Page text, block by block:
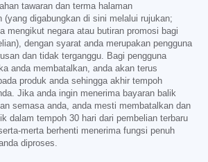
tawaran dan terma halaman
(yang digabungkan di sini melalui rujukan;
mengikut negara atau butiran promosi bagi
dengan syarat anda merupakan pengguna
dan tidak terganggu. Bagi pengguna
anda membatalkan, anda akan terus
produk anda sehingga akhir tempoh
Jika anda ingin menerima bayaran balik
semasa anda, anda mesti membatalkan dan
dalam tempoh 30 hari dari pembelian terbaru
merta berhenti menerima fungsi penuh
diproses.